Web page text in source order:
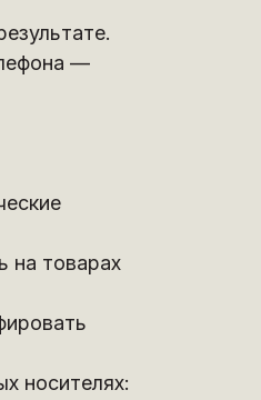
—
на товарах
носителях: